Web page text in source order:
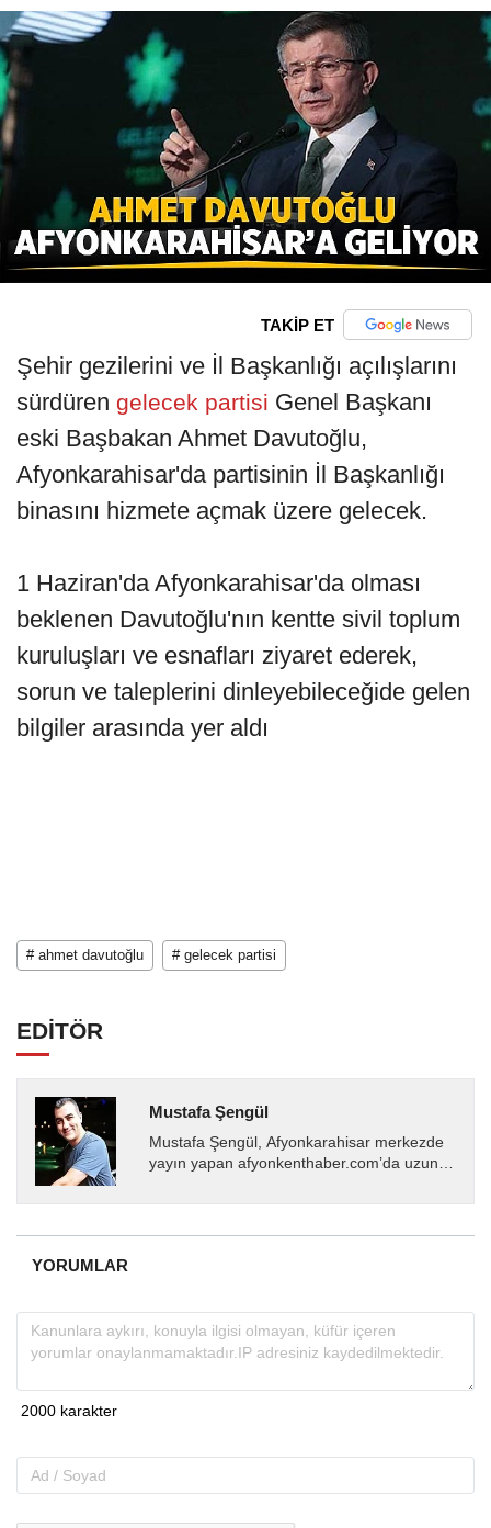
TAKİP ET
Şehir gezilerini ve İl Başkanlığı açılışlarını
sürdüren gelecek partisi Genel Başkanı
eski Başbakan Ahmet Davutoğlu,
Afyonkarahisar'da partisinin İl Başkanlığı
binasını hizmete açmak üzere gelecek.
1 Haziran'da Afyonkarahisar'da olması
beklenen Davutoğlu'nın kentte sivil toplum
kuruluşları ve esnafları ziyaret ederek,
sorun ve taleplerini dinleyebileceğide gelen
bilgiler arasında yer aldı
# ahmet davutoğlu # gelecek partisi
EDİTÖR
Mustafa Şengül
Mustafa Şengül, Afyonkarahisar merkezde
yayın yapan afyonkenthaber.com’da uzun
almakta, haber akışı...
YORUMLAR